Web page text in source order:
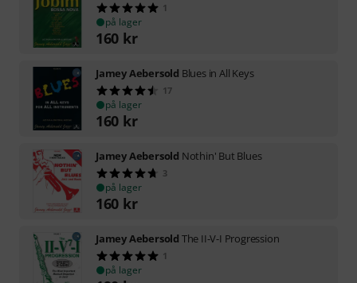
1
på lager
160 kr
Jamey Aebersold Blues in All Keys
17
på lager
160 kr
Jamey Aebersold Nothin' But Blues
3
på lager
160 kr
Jamey Aebersold The II-V-I Progression
1
på lager